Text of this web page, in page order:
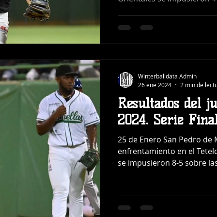
Resultados del
2024. Serie
25 de Enero San Pedro
enfrentamiento en el
se impusieron 8-5 sobre
Winterballdata Admin
26 ene 2024
2 min de